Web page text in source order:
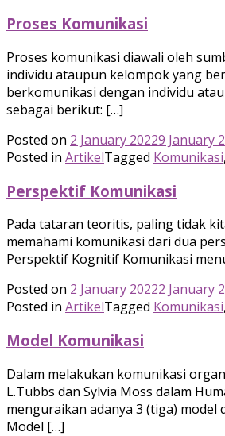
Proses Komunikasi
Proses komunikasi diawali oleh
individu ataupun kelompok yang
berkomunikasi dengan individu
sebagai berikut: […]
Posted on 2 January 20229 January
Posted in ArtikelTagged Komunikasi,
Perspektif Komunikasi
Pada tataran teoritis, paling tidak
memahami komunikasi dari dua
Perspektif Kognitif Komunikasi
Posted on 2 January 20222 January
Posted in ArtikelTagged Komunikasi,
Model Komunikasi
Dalam melakukan komunikasi
L.Tubbs dan Sylvia Moss dalam
menguraikan adanya 3 (tiga) model
Model […]